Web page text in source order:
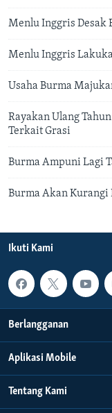
Menlu Inggris Desak
Menlu Inggris
Usaha Burma
Rayakan Ulang
Terkait Grasi
Burma Ampuni Lagi
Burma Akan Kurangi
Ikuti Kami
Berlangganan
Aplikasi Mobile
Tentang Kami